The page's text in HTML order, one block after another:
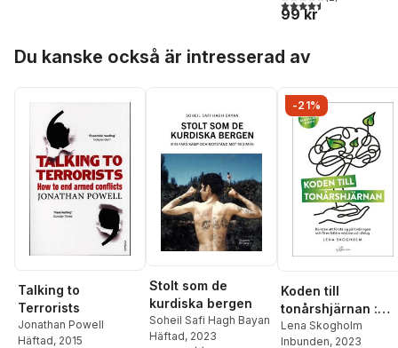
K. Anders Ericsson,
Mattias Karlsson,Per
Schleicher
Skogstad,Åsa Uhlin
Mats Ögren Wanger
Zoran Alagic
4,5utav 5 stjärnor.
99 kr
Du kanske också är intresserad av
Talking to
Terrorists
Jonathan Powell
Häftad, 2015
Stolt som de
kurdiska bergen
Soheil Safi Hagh Bayan
Häftad, 2023
-21%
Koden till
tonårshjärnan :
konsten att förstå
sig på tonåringen
Lena Skogholm
Inbunden, 2023